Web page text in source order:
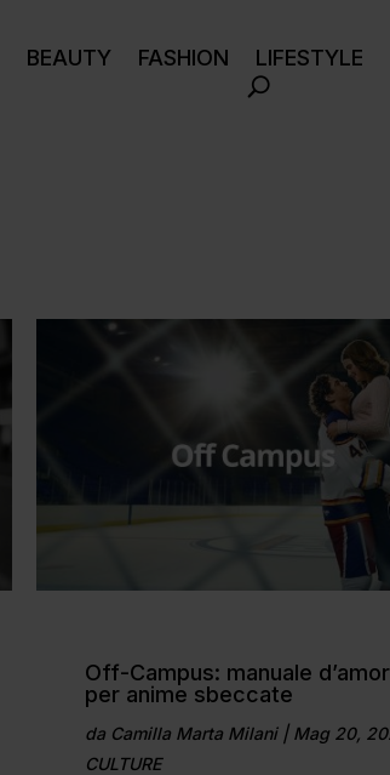
BEAUTY FASHION LIFESTYLE
Off-Campus: manuale
per anime sbeccate
da Camilla Marta Milani| Mag 20,
CULTURE